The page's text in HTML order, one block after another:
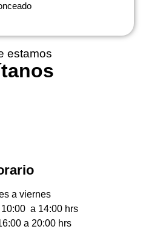
estamos
a viernes
a 14:00 hrs
a 20:00 hrs